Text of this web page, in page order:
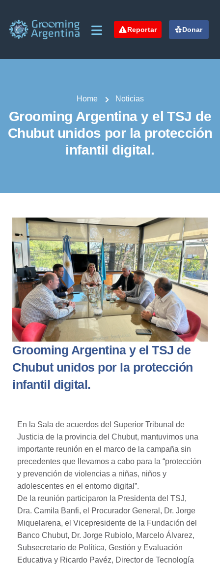
Reportar Donar
Home Noticias
Grooming Argentina y el TSJ de
Chubut unidos por la protección
infantil digital.
Grooming Argentina y el TSJ de
Chubut unidos por la protección
infantil digital.
En la Sala de acuerdos del Superior Tribunal de
Justicia de la provincia del Chubut, mantuvimos una
importante reunión en el marco de la campaña sin
precedentes que llevamos a cabo para la “protección
y prevención de violencias a niñas, niños y
adolescentes en el entorno digital”.
De la reunión participaron la Presidenta del TSJ,
Dra. Camila Banfi, el Procurador General, Dr. Jorge
Miquelarena, el Vicepresidente de la Fundación del
Banco Chubut, Dr. Jorge Rubiolo, Marcelo Álvarez,
Subsecretario de Política, Gestión y Evaluación
Educativa y Ricardo Pavéz, Director de Tecnología